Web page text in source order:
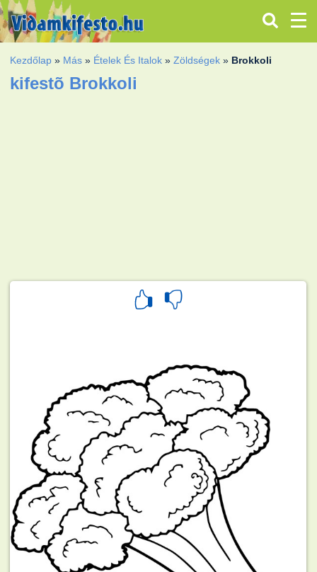
Kezdőlap » Más » Ételek És Italok »Zöldségek » Brokkoli
kifestõ Brokkoli